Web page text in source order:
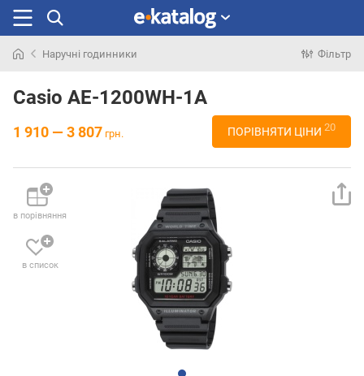
раніше
Наручні годинники Фільтр
Casio AE-1200WH-1A
1 910 — 3 807 грн. ПОРІВНЯТИ ЦІНИ 20
в порівняння
в список